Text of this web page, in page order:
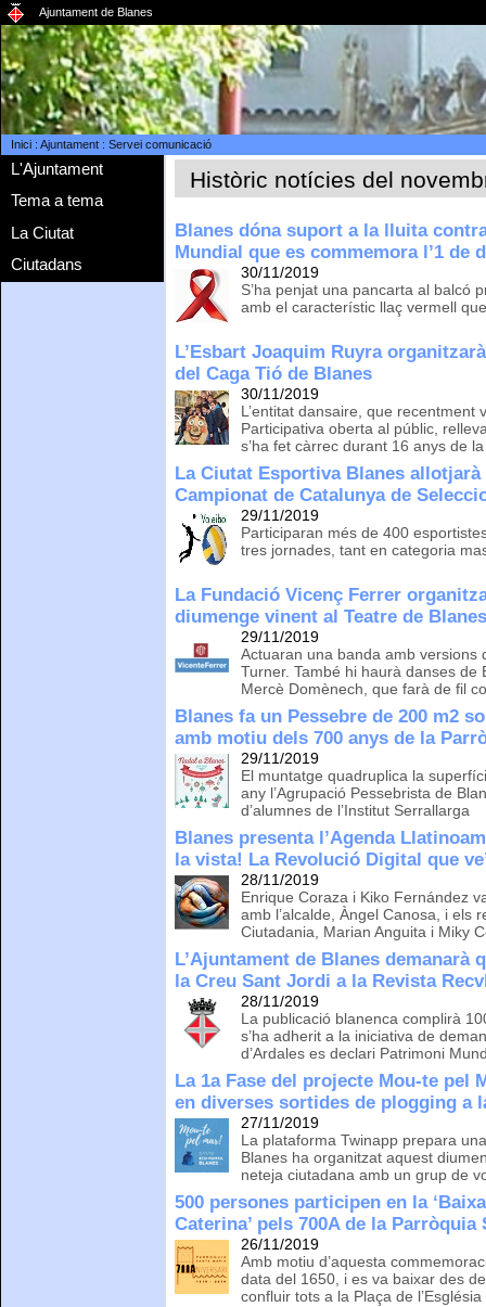
Ajuntament de Blanes
Inici: Ajuntament: Servei comunicació
L'Ajuntament
Tema a tema
La Ciutat
Ciutadans
Històric notícies del
Blanes dóna suport a la lluita
Mundial que es commemora l’1 de
30/11/2019
S’ha penjat una pancarta al balcó
amb el característic llaç vermell
L’Esbart Joaquim Ruyra
del Caga Tió de Blanes
30/11/2019
L’entitat dansaire, que recentment
Participativa oberta al públic,
s’ha fet càrrec durant 16 anys de
La Ciutat Esportiva Blanes allotjarà
Campionat de Catalunya de
29/11/2019
Participaran més de 400
tres jornades, tant en categoria
La Fundació Vicenç Ferrer
diumenge vinent al Teatre de
29/11/2019
Actuaran una banda amb versions
Turner. També hi haurà danses de
Mercè Domènech, que farà de fil
Blanes fa un Pessebre de 200 m2
amb motiu dels 700 anys de la
29/11/2019
El muntatge quadruplica la
any l’Agrupació Pessebrista de
d’alumnes de l’Institut Serrallarga
Blanes presenta l’Agenda
la vista! La Revolució Digital que
28/11/2019
Enrique Coraza i Kiko Fernández
amb l’alcalde, Àngel Canosa, i els
Ciutadania, Marian Anguita i Miky
L’Ajuntament de Blanes demanarà
la Creu Sant Jordi a la Revista
28/11/2019
La publicació blanenca complirà
s’ha adherit a la iniciativa de
d’Ardales es declari Patrimoni
La 1a Fase del projecte Mou-te pel
en diverses sortides de plogging a
27/11/2019
La plataforma Twinapp prepara
Blanes ha organitzat aquest
neteja ciutadana amb un grup de
500 persones participen en la
Caterina’ pels 700A de la Parròquia
26/11/2019
Amb motiu d’aquesta
data del 1650, i es va baixar des
confluir tots a la Plaça de l’Església